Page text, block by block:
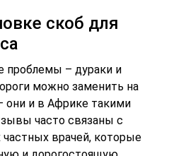
скоб для
проблемы – дураки и
можно заменить на
они и в Африке такими
часто связаны с
врачей, которые